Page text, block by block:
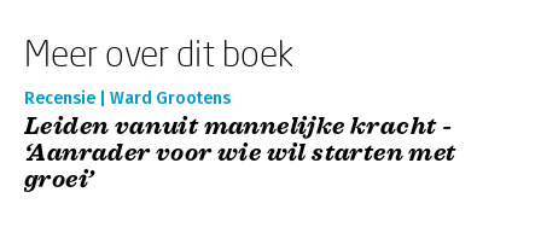
Meer over dit boek
Recensie | Ward Grootens
Leiden vanuit mannelijke kracht -
‘Aanrader voor wie wil starten met
groei’